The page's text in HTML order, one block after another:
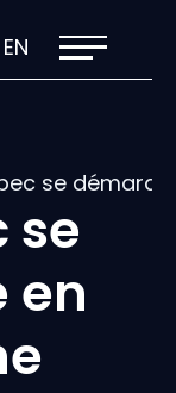
EN Visiter
la
:
la
navigation
du
se
se
en